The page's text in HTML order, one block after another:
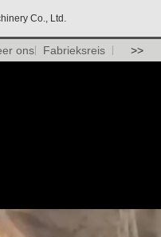
Co., Ltd.
ons Fabrieksreis >>